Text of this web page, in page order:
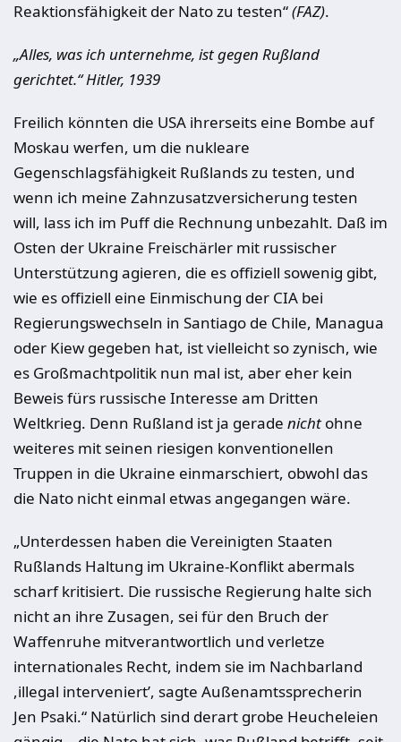
Reaktionsfähigkeit der Nato zu testen“(FAZ).
„Alles, was ich unternehme, ist gegen Rußland
gerichtet.“ Hitler, 1939
Freilich könnten die USA ihrerseits eine Bombe auf
Moskau werfen, um die nukleare
Gegenschlagsfähigkeit Rußlands zu testen, und
wenn ich meine Zahnzusatzversicherung testen
will, lass ich im Puff die Rechnung unbezahlt. Daß im
Osten der Ukraine Freischärler mit russischer
Unterstützung agieren, die es offiziell sowenig gibt,
wie es offiziell eine Einmischung der CIA bei
Regierungswechseln in Santiago de Chile, Managua
oder Kiew gegeben hat, ist vielleicht so zynisch, wie
es Großmachtpolitik nun mal ist, aber eher kein
Beweis fürs russische Interesse am Dritten
Weltkrieg. Denn Rußland ist ja gerade nicht ohne
weiteres mit seinen riesigen konventionellen
Truppen in die Ukraine einmarschiert, obwohl das
die Nato nicht einmal etwas angegangen wäre.
„Unterdessen haben die Vereinigten Staaten
Rußlands Haltung im Ukraine-Konflikt abermals
scharf kritisiert. Die russische Regierung halte sich
nicht an ihre Zusagen, sei für den Bruch der
Waffenruhe mitverantwortlich und verletze
internationales Recht, indem sie im Nachbarland
,illegal interveniert’, sagte Außenamtssprecherin
Jen Psaki.“ Natürlich sind derart grobe Heucheleien